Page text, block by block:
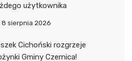
użytkownika
8 sierpnia 2026
Cichoński rozgrzeje
Gminy Czernica!